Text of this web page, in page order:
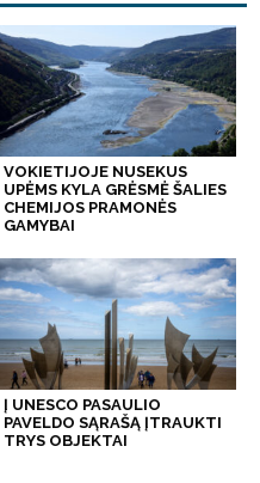
VOKIETIJOJE NUSEKUS
UPĖMS KYLA GRĖSMĖ ŠALIES
CHEMIJOS PRAMONĖS
GAMYBAI
Į UNESCO PASAULIO
PAVELDO SĄRAŠĄ ĮTRAUKTI
TRYS OBJEKTAI